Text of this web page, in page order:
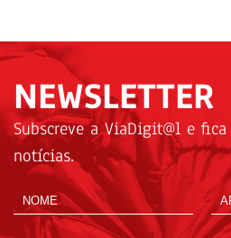
NEWSLETTER
Subscreve a ViaDigit@l e
notícias.